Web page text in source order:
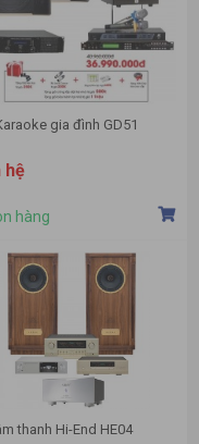
gia đình GD51
hệ
hàng
thanh Hi-End HE04